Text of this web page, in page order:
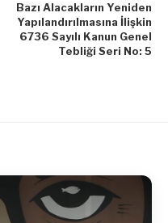
Bazı Alacakların Yeniden
Yapılandırılmasına İlişkin
6736 Sayılı Kanun Genel
Tebliği Seri No: 5